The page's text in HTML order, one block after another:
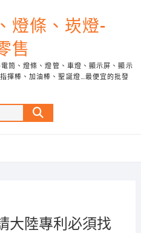
燈條、崁燈-
售
筒、燈條、燈管、車燈、顯示屏、顯示
揮棒、加油棒、聖誕燈…最便宜的批發
Search
…
大陸專利必須找